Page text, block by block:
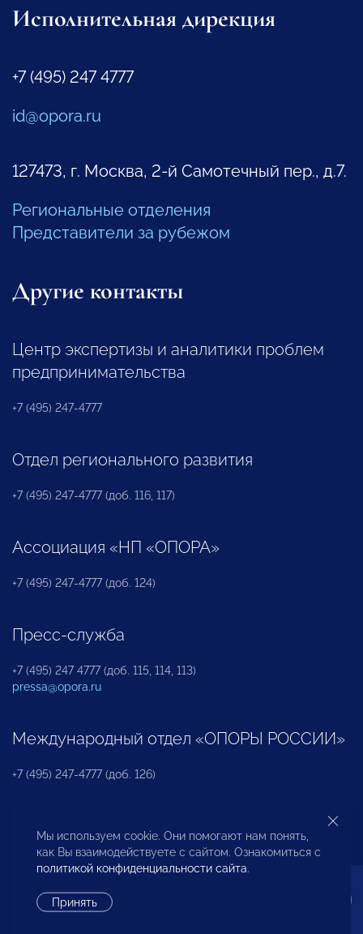
Исполнительная дирекция
+7 (495) 247 4777
id@opora.ru
127473, г. Москва, 2-й Самотечный пер., д.7.
Региональные отделения
Представители за рубежом
Другие контакты
Центр экспертизы и аналитики проблем
предпринимательства
+7 (495) 247-4777
Отдел регионального развития
+7 (495) 247-4777 (доб. 116, 117)
Ассоциация «НП «ОПОРА»
+7 (495) 247-4777 (доб. 124)
Пресс-служба
+7 (495) 247 4777 (доб. 115, 114, 113)
pressa@opora.ru
Международный отдел «ОПОРЫ РОССИИ»
+7 (495) 247-4777 (доб. 126)
Бюро по защите прав предпринимателей и
инвесторов
Мы используем cookie. Они помогают нам понять,
как Вы взаимодействуете с сайтом. Ознакомиться с
политикой конфиденциальности сайта.
Принять